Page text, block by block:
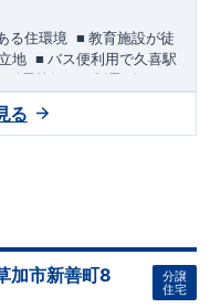
る住環境 ​ ​■教育施設が徒
地 ​ ​■バス便利用で久喜駅
耐震等級３・制震ダンパ
ナーガレージ
4分
園徒歩 8分・保育園徒歩５
る
加市新善町8
分譲
住宅